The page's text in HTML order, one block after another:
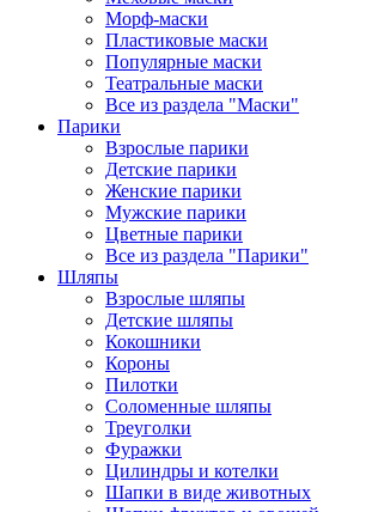
Морф-маски
Пластиковые маски
Популярные маски
Театральные маски
Все из раздела "Маски"
Парики
Взрослые парики
Детские парики
Женские парики
Мужские парики
Цветные парики
Все из раздела "Парики"
Шляпы
Взрослые шляпы
Детские шляпы
Кокошники
Короны
Пилотки
Соломенные шляпы
Треуголки
Фуражки
Цилиндры и котелки
Шапки в виде животных